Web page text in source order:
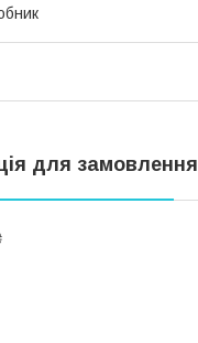
для замовлення